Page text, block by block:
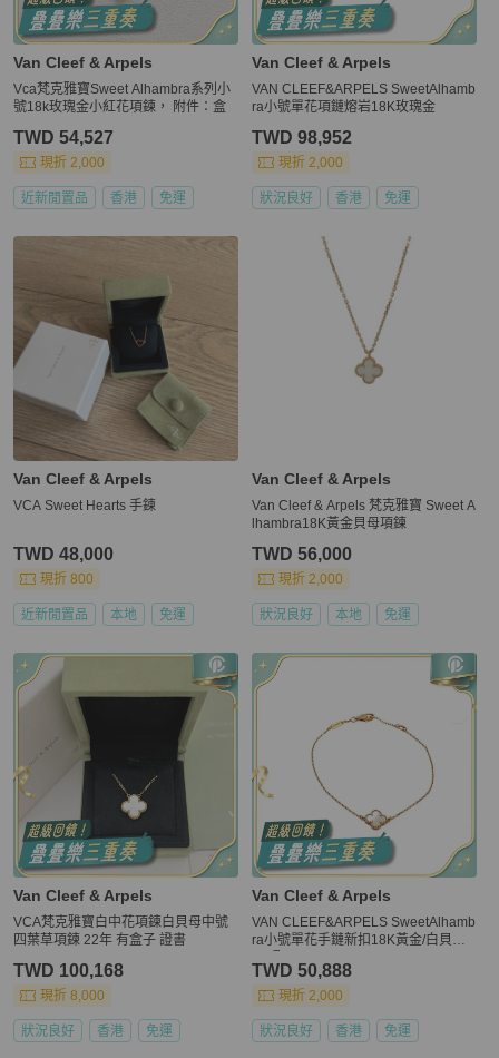
Van Cleef & Arpels
Vca梵克雅寶Sweet Alhambra系列小
號18k玫瑰金小紅花項鍊， 附件：盒
TWD 54,527
現折 2,000
近新閒置品 香港 免運
Van Cleef & Arpels
VAN CLEEF&ARPELS SweetAlhamb
ra小號單花項鏈熔岩18K玫瑰金
TWD 98,952
現折 2,000
狀況良好 香港 免運
Van Cleef & Arpels
VCA Sweet Hearts 手鍊
TWD 48,000
現折 800
近新閒置品 本地 免運
Van Cleef & Arpels
Van Cleef & Arpels 梵克雅寶 Sweet A
lhambra18K黃金貝母項鍊
TWD 56,000
現折 2,000
狀況良好 本地 免運
Van Cleef & Arpels
VCA梵克雅寶白中花項鍊白貝母中號
四葉草項鍊 22年 有盒子 證書
TWD 100,168
現折 8,000
狀況良好 香港 免運
Van Cleef & Arpels
VAN CLEEF&ARPELS SweetAlhamb
ra小號單花手鏈新扣18K黃金/白貝母S
TWD 50,888
現折 2,000
狀況良好 香港 免運